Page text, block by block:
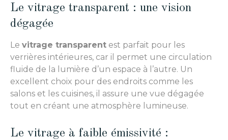
Le vitrage transparent : une vision
dégagée
Le vitrage transparent est parfait pour les
verrières intérieures, car il permet une circulation
fluide de la lumière d’un espace à l’autre. Un
excellent choix pour des endroits comme les
salons et les cuisines, il assure une vue dégagée
tout en créant une atmosphère lumineuse.
Le vitrage à faible émissivité :